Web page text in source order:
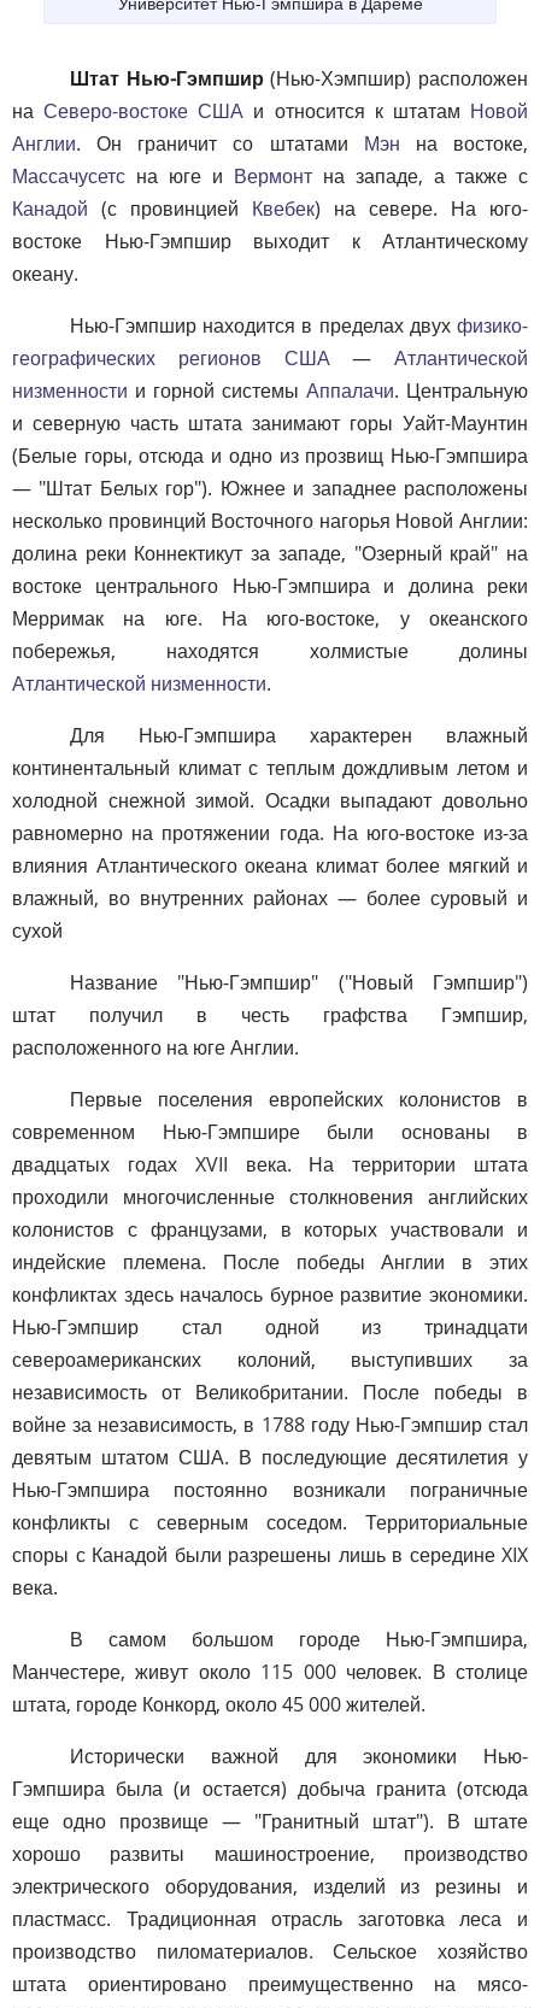
Штат Нью-Гэмпшир (Нью-Хэмпшир) расположен
наСеверо-востоке США и относится к штатам Новой
Англии. Он граничит со штатами Мэн на востоке,
Массачусетс на юге и Вермонт на западе, а также с
Канадой (с провинцией Квебек) на севере. На юго-
востоке Нью-Гэмпшир выходит к Атлантическому
океану.
Нью-Гэмпшир находится в пределах двух физико-
географических регионов США— Атлантической
низменности и горной системы Аппалачи. Центральную
и северную часть штата занимают горы Уайт-Маунтин
(Белые горы, отсюда и одно из прозвищ Нью-Гэмпшира
— "Штат Белых гор"). Южнее и западнее расположены
несколько провинций Восточного нагорья Новой Англии:
долина реки Коннектикут за западе, "Озерный край" на
востоке центрального Нью-Гэмпшира и долина реки
Мерримак на юге. На юго-востоке, у океанского
побережья, находятся холмистые долины
Атлантической низменности.
Для Нью-Гэмпшира характерен влажный
континентальный климат с теплым дождливым летом и
холодной снежной зимой. Осадки выпадают довольно
равномерно на протяжении года. На юго-востоке из-за
влияния Атлантического океана климат более мягкий и
влажный, во внутренних районах — более суровый и
сухой
Название "Нью-Гэмпшир" ("Новый Гэмпшир")
штат получил в честь графства Гэмпшир,
расположенного на юге Англии.
Первые поселения европейских колонистов в
современном Нью-Гэмпшире были основаны в
двадцатых годах XVII века. На территории штата
проходили многочисленные столкновения английских
колонистов с французами, в которых участвовали и
индейские племена. После победы Англии в этих
конфликтах здесь началось бурное развитие экономики.
Нью-Гэмпшир стал одной из тринадцати
североамериканских колоний, выступивших за
независимость от Великобритании. После победы в
войне за независимость, в 1788 году Нью-Гэмпшир стал
девятым штатом США. В последующие десятилетия у
Нью-Гэмпшира постоянно возникали пограничные
конфликты с северным соседом. Территориальные
споры с Канадой были разрешены лишь в середине XIX
века.
В самом большом городе Нью-Гэмпшира,
Манчестере, живут около 115 000 человек. В столице
штата, городе Конкорд, около 45 000 жителей.
Исторически важной для экономики Нью-
Гэмпшира была (и остается) добыча гранита (отсюда
еще одно прозвище — "Гранитный штат"). В штате
хорошо развиты машиностроение, производство
электрического оборудования, изделий из резины и
пластмасс. Традиционная отрасль заготовка леса и
производство пиломатериалов. Сельское хозяйство
штата ориентировано преимущественно на мясо-